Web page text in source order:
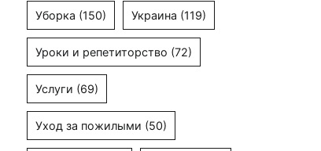
Уборка (150) Украина (119)
Уроки и репетиторство (72)
Услуги (69)
Уход за пожилыми (50)